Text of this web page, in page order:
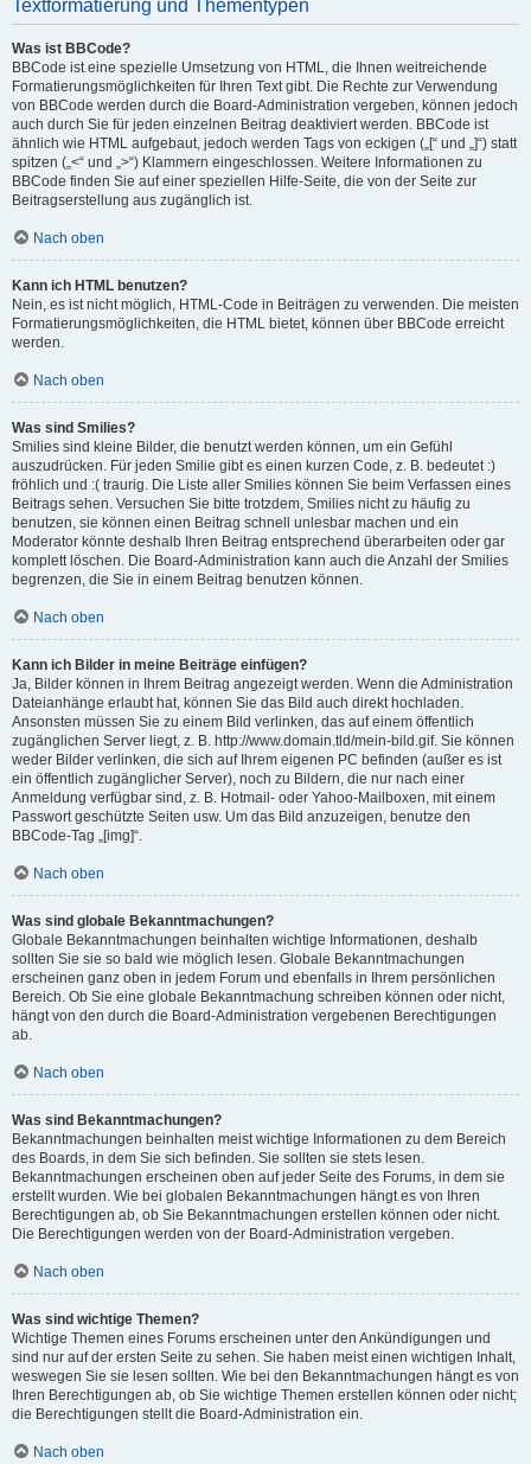
Textformatierung und Thementypen
Was ist BBCode?
BBCode ist eine spezielle Umsetzung von HTML, die Ihnen weitreichende
Formatierungsmöglichkeiten für Ihren Text gibt. Die Rechte zur Verwendung
von BBCode werden durch die Board-Administration vergeben, können jedoch
auch durch Sie für jeden einzelnen Beitrag deaktiviert werden. BBCode ist
ähnlich wie HTML aufgebaut, jedoch werden Tags von eckigen („[“ und „]“) statt
spitzen („<“ und „>“) Klammern eingeschlossen. Weitere Informationen zu
BBCode finden Sie auf einer speziellen Hilfe-Seite, die von der Seite zur
Beitragserstellung aus zugänglich ist.
Nach oben
Kann ich HTML benutzen?
Nein, es ist nicht möglich, HTML-Code in Beiträgen zu verwenden. Die meisten
Formatierungsmöglichkeiten, die HTML bietet, können über BBCode erreicht
werden.
Nach oben
Was sind Smilies?
Smilies sind kleine Bilder, die benutzt werden können, um ein Gefühl
auszudrücken. Für jeden Smilie gibt es einen kurzen Code, z. B. bedeutet :)
fröhlich und :( traurig. Die Liste aller Smilies können Sie beim Verfassen eines
Beitrags sehen. Versuchen Sie bitte trotzdem, Smilies nicht zu häufig zu
benutzen, sie können einen Beitrag schnell unlesbar machen und ein
Moderator könnte deshalb Ihren Beitrag entsprechend überarbeiten oder gar
komplett löschen. Die Board-Administration kann auch die Anzahl der Smilies
begrenzen, die Sie in einem Beitrag benutzen können.
Nach oben
Kann ich Bilder in meine Beiträge einfügen?
Ja, Bilder können in Ihrem Beitrag angezeigt werden. Wenn die Administration
Dateianhänge erlaubt hat, können Sie das Bild auch direkt hochladen.
Ansonsten müssen Sie zu einem Bild verlinken, das auf einem öffentlich
zugänglichen Server liegt, z. B. http://www.domain.tld/mein-bild.gif. Sie können
weder Bilder verlinken, die sich auf Ihrem eigenen PC befinden (außer es ist
ein öffentlich zugänglicher Server), noch zu Bildern, die nur nach einer
Anmeldung verfügbar sind, z. B. Hotmail- oder Yahoo-Mailboxen, mit einem
Passwort geschützte Seiten usw. Um das Bild anzuzeigen, benutze den
BBCode-Tag „[img]“.
Nach oben
Was sind globale Bekanntmachungen?
Globale Bekanntmachungen beinhalten wichtige Informationen, deshalb
sollten Sie sie so bald wie möglich lesen. Globale Bekanntmachungen
erscheinen ganz oben in jedem Forum und ebenfalls in Ihrem persönlichen
Bereich. Ob Sie eine globale Bekanntmachung schreiben können oder nicht,
hängt von den durch die Board-Administration vergebenen Berechtigungen
ab.
Nach oben
Was sind Bekanntmachungen?
Bekanntmachungen beinhalten meist wichtige Informationen zu dem Bereich
des Boards, in dem Sie sich befinden. Sie sollten sie stets lesen.
Bekanntmachungen erscheinen oben auf jeder Seite des Forums, in dem sie
erstellt wurden. Wie bei globalen Bekanntmachungen hängt es von Ihren
Berechtigungen ab, ob Sie Bekanntmachungen erstellen können oder nicht.
Die Berechtigungen werden von der Board-Administration vergeben.
Nach oben
Was sind wichtige Themen?
Wichtige Themen eines Forums erscheinen unter den Ankündigungen und
sind nur auf der ersten Seite zu sehen. Sie haben meist einen wichtigen Inhalt,
weswegen Sie sie lesen sollten. Wie bei den Bekanntmachungen hängt es von
Ihren Berechtigungen ab, ob Sie wichtige Themen erstellen können oder nicht;
die Berechtigungen stellt die Board-Administration ein.
Nach oben